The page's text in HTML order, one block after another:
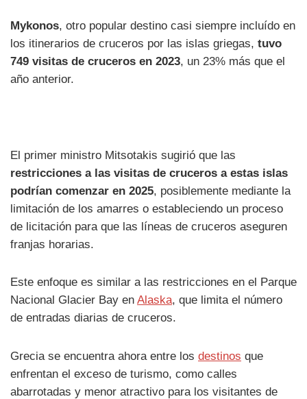
Mykonos, otro popular destino casi siempre incluído en
los itinerarios de cruceros por las islas griegas, tuvo
749 visitas de cruceros en 2023, un 23% más que el
año anterior.
El primer ministro Mitsotakis sugirió que las
restricciones a las visitas de cruceros a estas islas
podrían comenzar en 2025, posiblemente mediante la
limitación de los amarres o estableciendo un proceso
de licitación para que las líneas de cruceros aseguren
franjas horarias.
Este enfoque es similar a las restricciones en el Parque
Nacional Glacier Bay en Alaska, que limita el número
de entradas diarias de cruceros.
Grecia se encuentra ahora entre los destinos que
enfrentan el exceso de turismo, como calles
abarrotadas y menor atractivo para los visitantes de